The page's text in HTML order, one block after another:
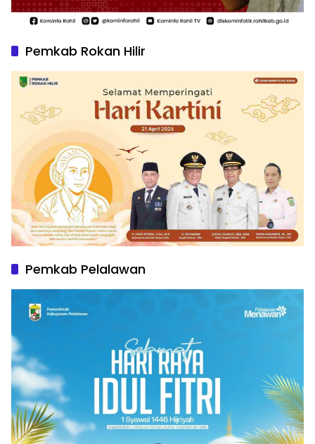
Pemkab Rokan Hilir
Pemkab Pelalawan